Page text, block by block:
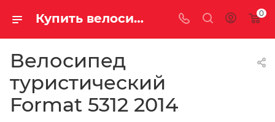
Купить велосипед для туризма Format 5312 2014 за 23500.00000000 рублей в Саратове и Энгельсе 0
Велосипед
туристический
Format 5312 2014